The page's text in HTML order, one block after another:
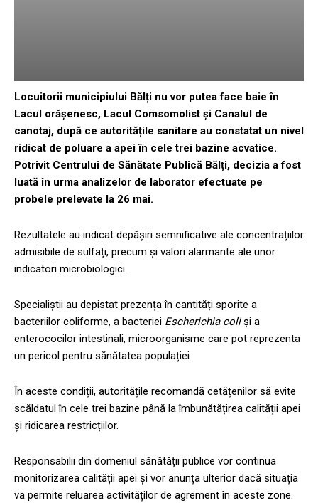
Locuitorii municipiului Bălți nu vor putea face baie în
Lacul orășenesc, Lacul Comsomolist și Canalul de
canotaj, după ce autoritățile sanitare au constatat un nivel
ridicat de poluare a apei în cele trei bazine acvatice.
Potrivit Centrului de Sănătate Publică Bălți, decizia a fost
luată în urma analizelor de laborator efectuate pe
probele prelevate la 26 mai.
Rezultatele au indicat depășiri semnificative ale concentrațiilor
admisibile de sulfați, precum și valori alarmante ale unor
indicatori microbiologici.
Specialiștii au depistat prezența în cantități sporite a
bacteriilor coliforme, a bacteriei Escherichia coliși a
enterococilor intestinali, microorganisme care pot reprezenta
un pericol pentru sănătatea populației.
În aceste condiții, autoritățile recomandă cetățenilor să evite
scăldatul în cele trei bazine până la îmbunătățirea calității apei
și ridicarea restricțiilor.
Responsabilii din domeniul sănătății publice vor continua
monitorizarea calității apei și vor anunța ulterior dacă situația
va permite reluarea activităților de agrement în aceste zone.